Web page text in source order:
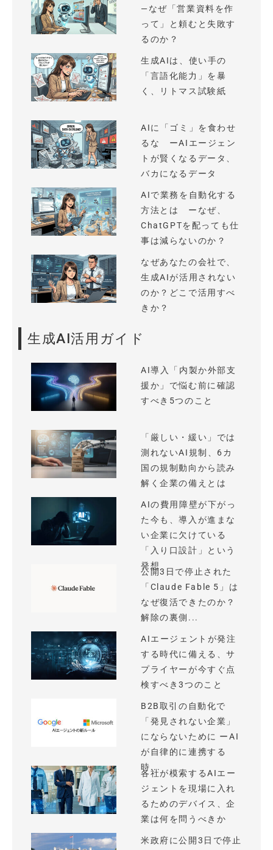
—なぜ「営業資料を作
って」と頼むと失敗す
るのか？
生成AIは、使い手の
「言語化能力」を暴
く、リトマス試験紙
AIに「ゴミ」を食わせ
るな ーAIエージェン
トが賢くなるデータ、
バカになるデータ
AIで業務を自動化する
方法とは ーなぜ、
ChatGPTを配っても仕
事は減らないのか？
なぜあなたの会社で、
生成AIが活用されない
のか？どこで活用すべ
きか？
生成AI活用ガイド
AI導入「内製か外部支
援か」で悩む前に確認
すべき5つのこと
「厳しい・緩い」では
測れないAI規制、6カ
国の規制動向から読み
解く企業の備えとは
AIの費用障壁が下がっ
た今も、導入が進まな
い企業に欠けている
「入り口設計」という
発想
公開3日で停止された
「Claude Fable 5」は
なぜ復活できたのか？
解除の裏側...
AIエージェントが発注
する時代に備える、サ
プライヤーが今すぐ点
検すべき3つのこと
B2B取引の自動化で
「発見されない企業」
にならないために ーAI
が自律的に連携する
時...
各社が模索するAIエー
ジェントを現場に入れ
るためのデバイス、企
業は何を問うべきか
米政府に公開3日で停止